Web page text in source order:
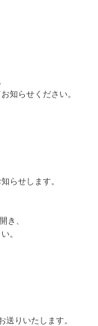
知らせください。
らせします。
き、
。
りいたします。